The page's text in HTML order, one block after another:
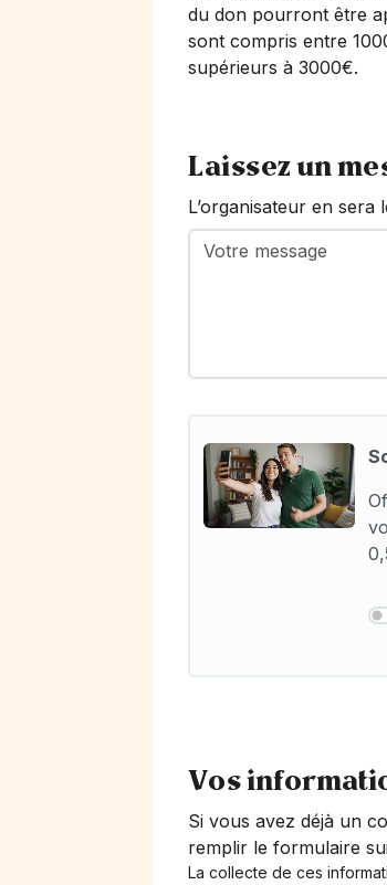
du don pourront être
sont compris entre
supérieurs à 3000€.
Laissez un
L’organisateur en sera
Vos
Si vous avez déjà un
remplir le formulaire
La collecte de ces